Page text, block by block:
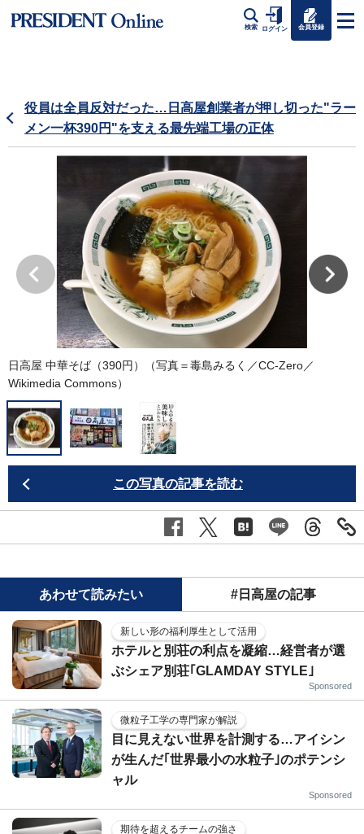
検索 ログイン 会員登録
役員は全員反対だった…日高屋創業者が押し切った"ラー
メン一杯390円"を支える最先端工場の正体
日高屋 中華そば（390円）（写真＝毒島みるく／CC-Zero／
Wikimedia Commons）
この写真の記事を読む
あわせて読みたい #日高屋の記事
新しい形の福利厚生として活用
ホテルと別荘の利点を凝縮…経営者が選
ぶシェア別荘｢GLAMDAY STYLE｣
Sponsored
微粒子工学の専門家が解説
目に見えない世界を計測する…アイシン
が生んだ｢世界最小の水粒子｣のポテンシ
ャル
Sponsored
期待を超えるチームの強さ